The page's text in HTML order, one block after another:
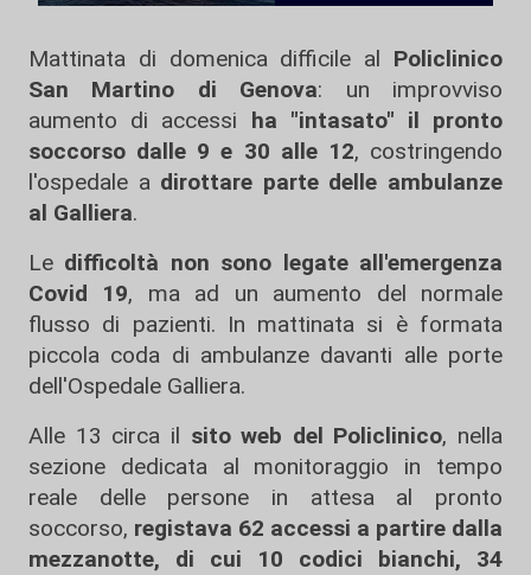
Mattinata di domenica difficile al Policlinico
San Martino di Genova: un improvviso
aumento di accessi ha "intasato" il pronto
soccorso dalle 9 e 30 alle 12, costringendo
l'ospedale a dirottare parte delle ambulanze
al Galliera.
Le difficoltà non sono legate all'emergenza
Covid 19, ma ad un aumento del normale
flusso di pazienti. In mattinata si è formata
piccola coda di ambulanze davanti alle porte
dell'Ospedale Galliera.
Alle 13 circa il sito web del Policlinico, nella
sezione dedicata al monitoraggio in tempo
reale delle persone in attesa al pronto
soccorso, registava 62 accessi a partire dalla
mezzanotte, di cui 10 codici bianchi, 34